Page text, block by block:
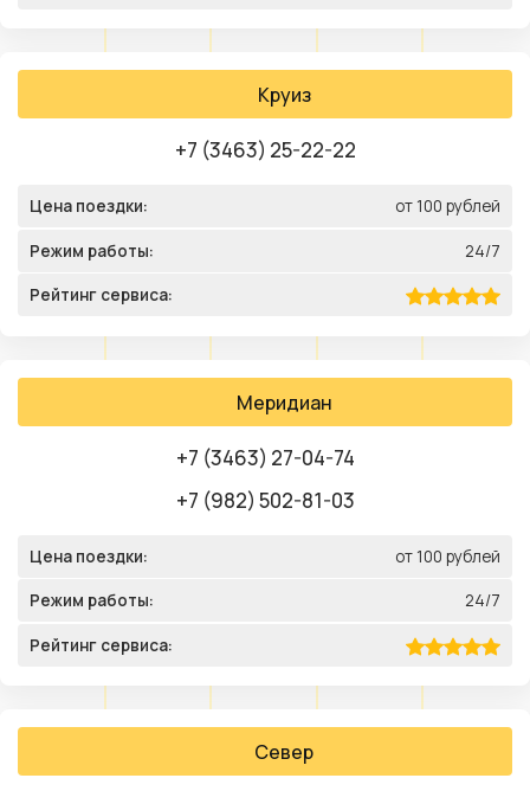
Круиз
+7 (3463) 25-22-22
Цена поездки: от 100 рублей
Режим работы: 24/7
Рейтинг сервиса:
Меридиан
+7 (3463) 27-04-74
+7 (982) 502-81-03
Цена поездки: от 100 рублей
Режим работы: 24/7
Рейтинг сервиса:
Север